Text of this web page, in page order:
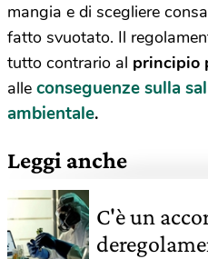
mangia e di scegliere
fatto svuotato. Il
tutto contrario al principio
alle conseguenze sulla
ambientale.
Leggi anche
C'è un